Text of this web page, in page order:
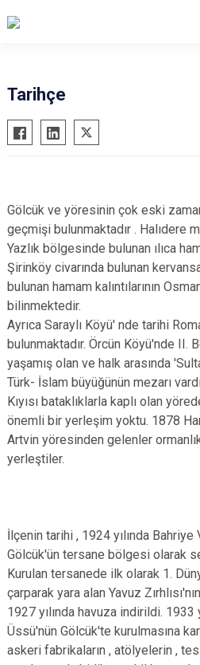
Gebze
Gölcük
Körfez
Derince
Tarihçe
Gölcük ve yöresinin çok eski
geçmişi bulunmaktadır . Halıdere
Yazlık bölgesinde bulunan ılıca
Şirinköy civarında bulunan
bulunan hamam kalıntılarının
bilinmektedir.
Ayrıca Saraylı Köyü' nde tarihi
bulunmaktadır. Örcün Köyü'nde II.
yaşamış olan ve halk arasında
Türk- İslam büyüğünün mezarı
Kıyısı bataklıklarla kaplı olan
önemli bir yerleşim yoktu. 1878
Artvin yöresinden gelenler
yerleştiler.
İlçenin tarihi , 1924 yılında
Gölcük'ün tersane bölgesi olarak
Kurulan tersanede ilk olarak 1.
çarparak yara alan Yavuz
1927 yılında havuza indirildi. 1933
Üssü'nün Gölcük'te kurulmasına
askeri fabrikaların , atölyelerin ,